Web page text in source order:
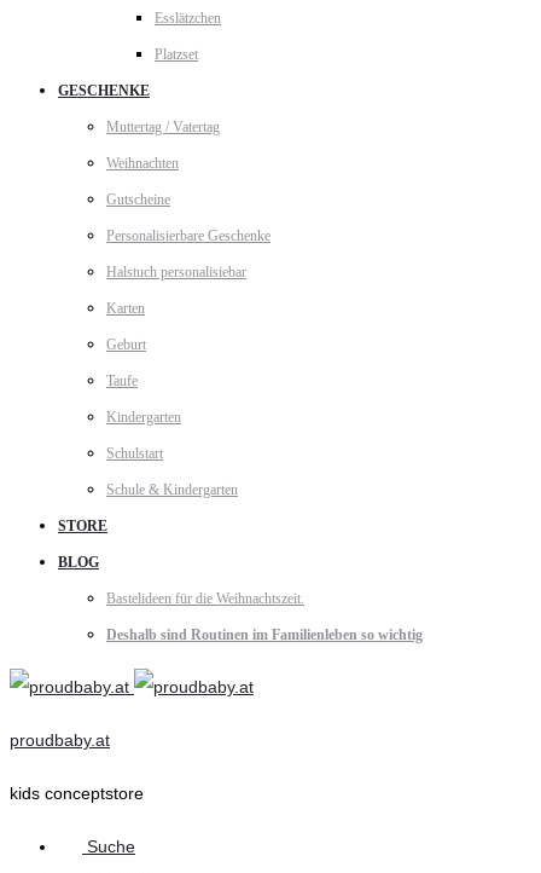
Esslätzchen
Platzset
GESCHENKE
Muttertag / Vatertag
Weihnachten
Gutscheine
Personalisierbare Geschenke
Halstuch personalisiebar
Karten
Geburt
Taufe
Kindergarten
Schulstart
Schule & Kindergarten
STORE
BLOG
Bastelideen für die Weihnachtszeit.
Deshalb sind Routinen im Familienleben so wichtig
proudbaby.at
kids conceptstore
Suche